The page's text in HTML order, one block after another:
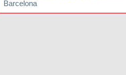
Barcelona